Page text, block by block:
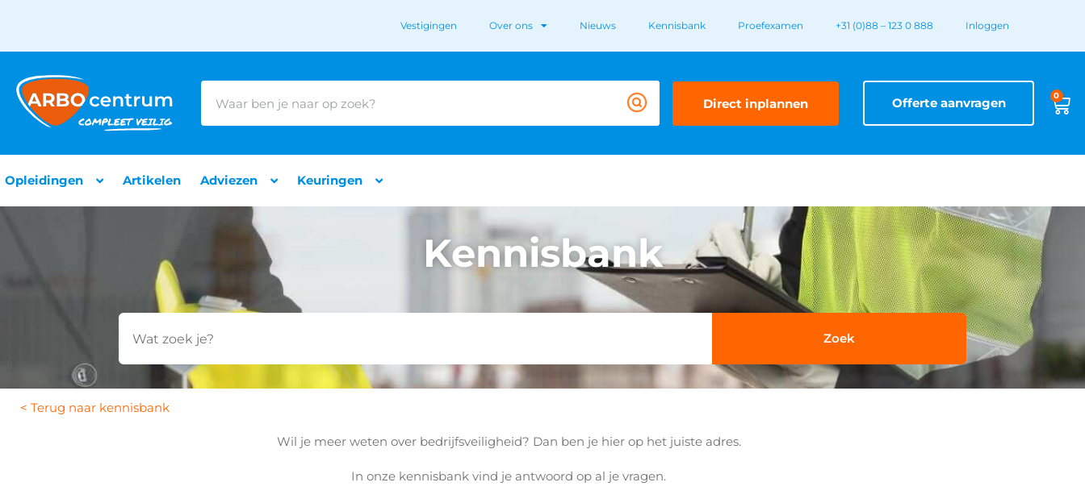
Vestigingen Over ons Nieuws Kennisbank Proefexamen +31 (0)88 – 123 0 888 Inloggen
Direct inplannen Offerte aanvragen 0
Opleidingen Artikelen Adviezen Keuringen
Kennisbank
< Terug naar kennisbank
Wil je meer weten over bedrijfsveiligheid? Dan ben je hier op het juiste adres.
In onze kennisbank vind je antwoord op al je vragen.